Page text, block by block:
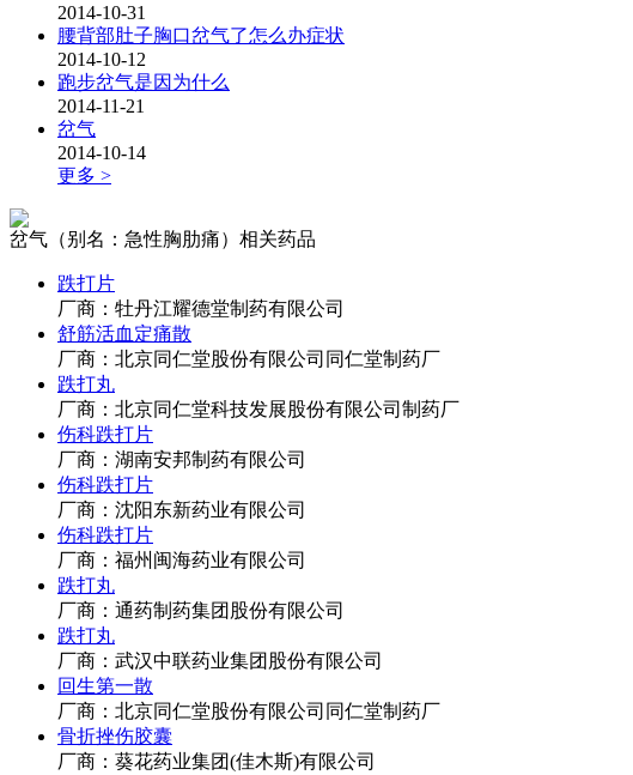
2014-10-31
腰背部肚子胸口岔气了怎么办症状
2014-10-12
跑步岔气是因为什么
2014-11-21
岔气
2014-10-14
更多 >
岔气（别名：急性胸肋痛）相关药品
跌打片
厂商：牡丹江耀德堂制药有限公司
舒筋活血定痛散
厂商：北京同仁堂股份有限公司同仁堂制药厂
跌打丸
厂商：北京同仁堂科技发展股份有限公司制药厂
伤科跌打片
厂商：湖南安邦制药有限公司
伤科跌打片
厂商：沈阳东新药业有限公司
伤科跌打片
厂商：福州闽海药业有限公司
跌打丸
厂商：通药制药集团股份有限公司
跌打丸
厂商：武汉中联药业集团股份有限公司
回生第一散
厂商：北京同仁堂股份有限公司同仁堂制药厂
骨折挫伤胶囊
厂商：葵花药业集团(佳木斯)有限公司